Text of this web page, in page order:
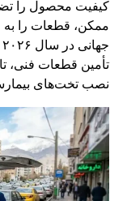
کیفیت محصول را
ممکن، قطعات را به
نصب تخت‌های